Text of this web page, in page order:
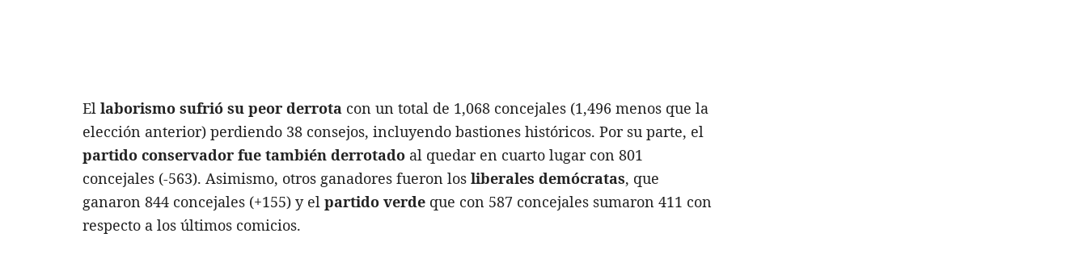
El laborismo sufrió su peor derrota con un total de 1,068 concejales (1,496 menos que la
elección anterior) perdiendo 38 consejos, incluyendo bastiones históricos. Por su parte, el
partido conservador fue también derrotado al quedar en cuarto lugar con 801
concejales (-563). Asimismo, otros ganadores fueron los liberales demócratas, que
ganaron 844 concejales (+155) y el partido verde que con 587 concejales sumaron 411 con
respecto a los últimos comicios.